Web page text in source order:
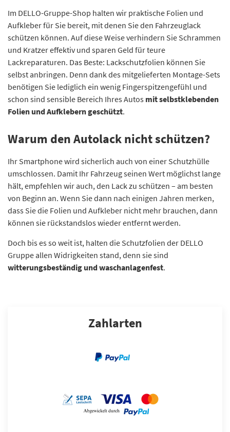
Im DELLO-Gruppe-Shop halten wir praktische Folien und
Aufkleber für Sie bereit, mit denen Sie den Fahrzeuglack
schützen können. Auf diese Weise verhindern Sie Schrammen
und Kratzer effektiv und sparen Geld für teure
Lackreparaturen. Das Beste: Lackschutzfolien können Sie
selbst anbringen. Denn dank des mitgelieferten Montage-Sets
benötigen Sie lediglich ein wenig Fingerspitzengefühl und
schon sind sensible Bereich Ihres Autos mit selbstklebenden
Folien und Aufklebern geschützt.
Warum den Autolack nicht schützen?
Ihr Smartphone wird sicherlich auch von einer Schutzhülle
umschlossen. Damit Ihr Fahrzeug seinen Wert möglichst lange
hält, empfehlen wir auch, den Lack zu schützen – am besten
von Beginn an. Wenn Sie dann nach einigen Jahren merken,
dass Sie die Folien und Aufkleber nicht mehr brauchen, dann
können sie rückstandslos wieder entfernt werden.
Doch bis es so weit ist, halten die Schutzfolien der DELLO
Gruppe allen Widrigkeiten stand, denn sie sind
witterungsbeständig und waschanlagenfest.
Zahlarten